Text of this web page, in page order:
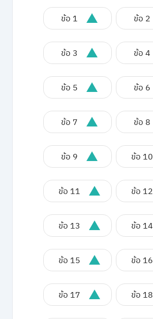
ข้อ 1 ข้อ 2
ข้อ 3 ข้อ 4
ข้อ 5 ข้อ 6
ข้อ 7 ข้อ 8
ข้อ 9 ข้อ 10
ข้อ 11 ข้อ 12
ข้อ 13 ข้อ 14
ข้อ 15 ข้อ 16
ข้อ 17 ข้อ 18